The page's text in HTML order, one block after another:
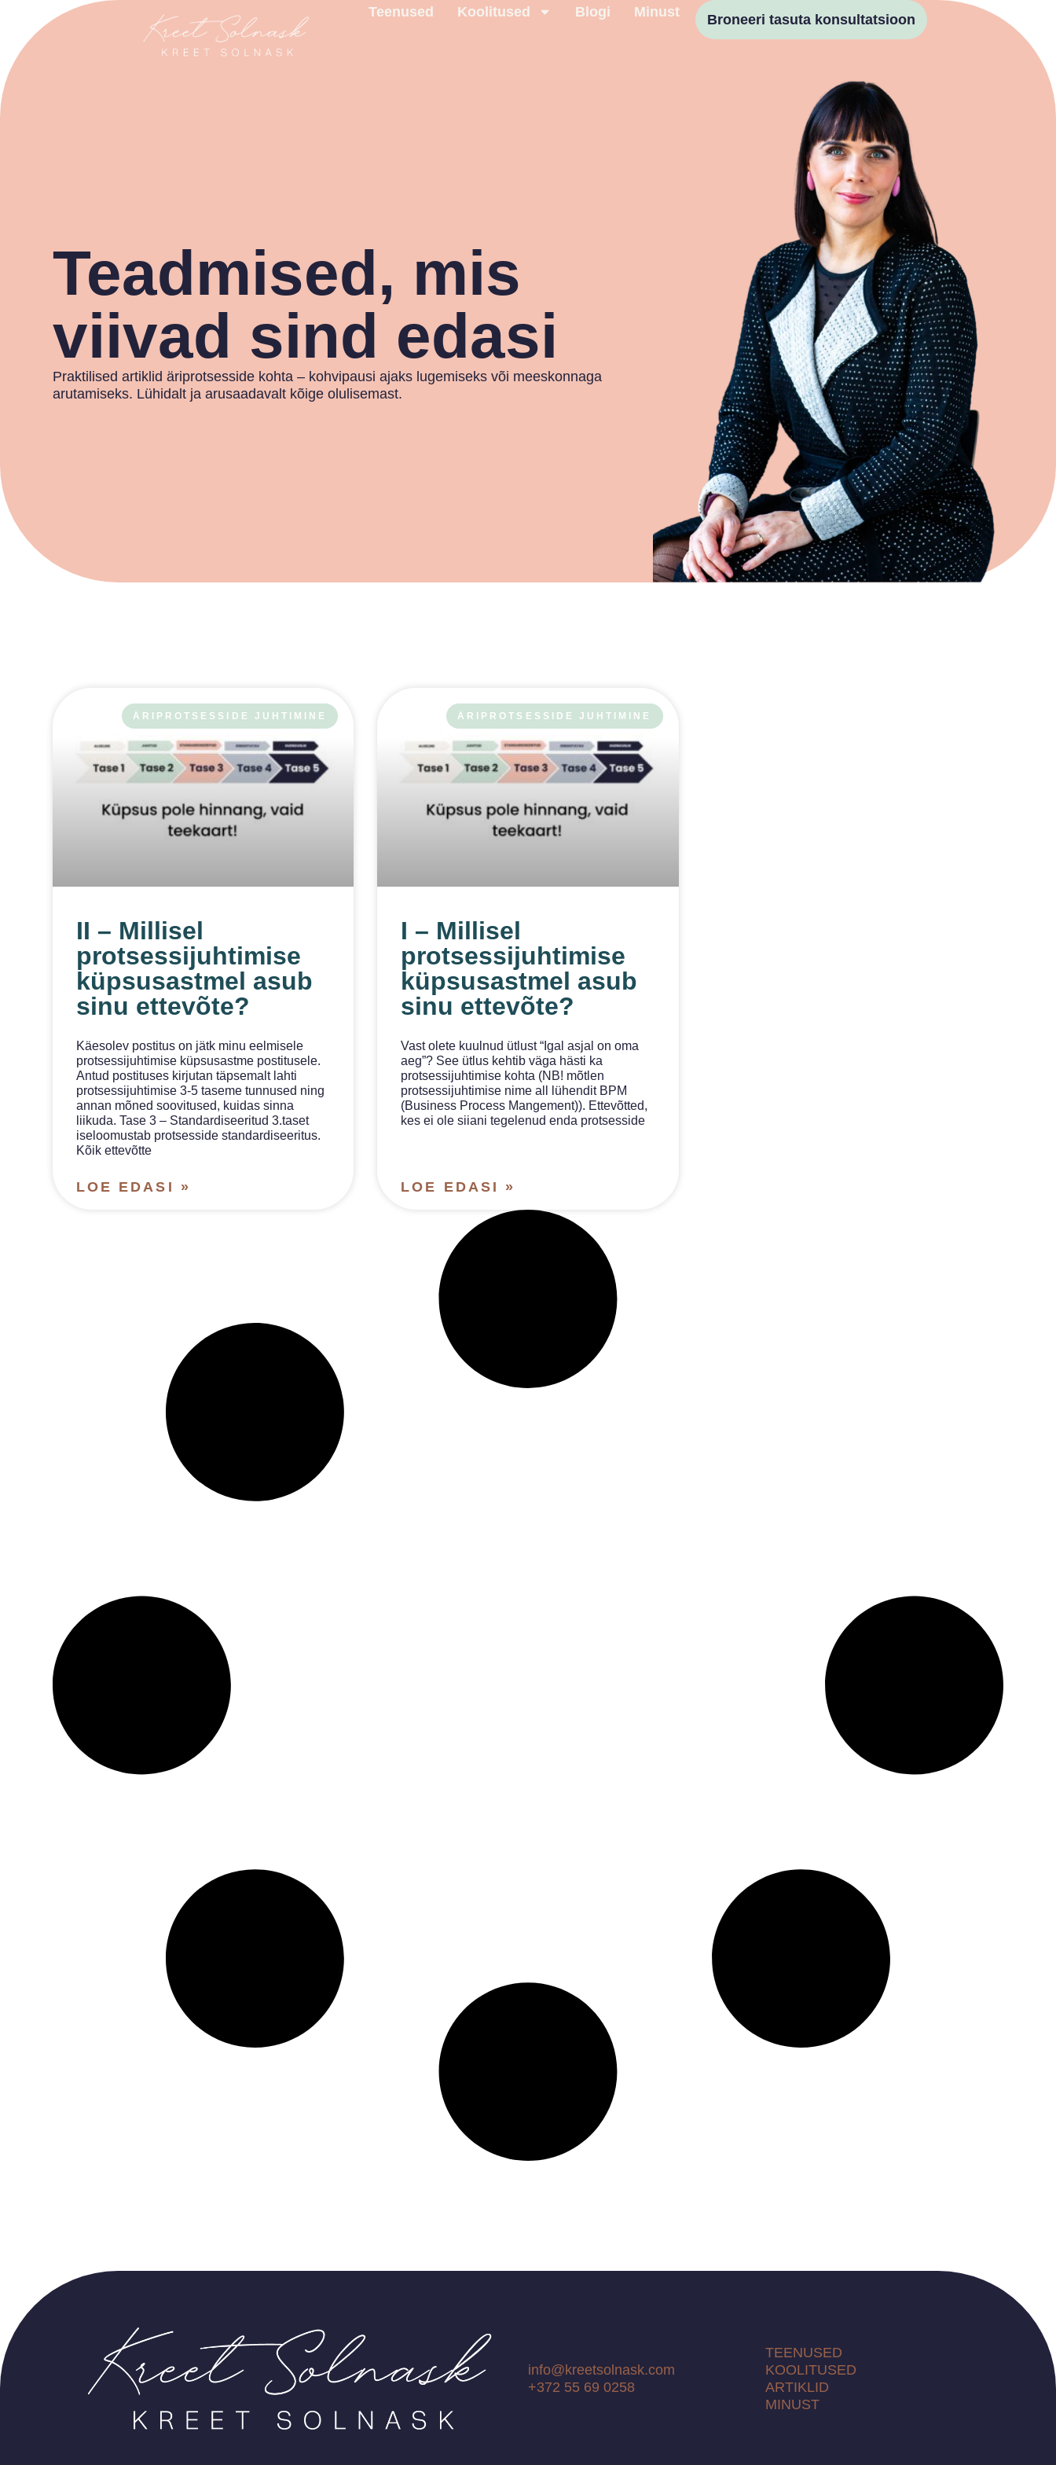
Teenused Koolitused Blogi Minust Broneeri tasuta konsultatsioon
Teadmised, mis
viivad sind edasi
Praktilised artiklid äriprotsesside kohta – kohvipausi ajaks lugemiseks või meeskonnaga
arutamiseks. Lühidalt ja arusaadavalt kõige olulisemast.
ÄRIPROTSESSIDE JUHTIMINE
II – Millisel
protsessijuhtimise
küpsusastmel asub
sinu ettevõte?
Käesolev postitus on jätk minu eelmisele
protsessijuhtimise küpsusastme postitusele.
Antud postituses kirjutan täpsemalt lahti
protsessijuhtimise 3-5 taseme tunnused ning
annan mõned soovitused, kuidas sinna
liikuda. Tase 3 – Standardiseeritud 3.taset
iseloomustab protsesside standardiseeritus.
Kõik ettevõtte
LOE EDASI »
ÄRIPROTSESSIDE JUHTIMINE
I – Millisel
protsessijuhtimise
küpsusastmel asub
sinu ettevõte?
Vast olete kuulnud ütlust “Igal asjal on oma
aeg”? See ütlus kehtib väga hästi ka
protsessijuhtimise kohta (NB! mõtlen
protsessijuhtimise nime all lühendit BPM
(Business Process Mangement)). Ettevõtted,
kes ei ole siiani tegelenud enda protsesside
LOE EDASI »
info@kreetsolnask.com
+372 55 69 0258
TEENUSED
KOOLITUSED
ARTIKLID
MINUST